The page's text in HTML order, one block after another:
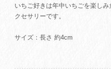
いちご好きは年中いちごを楽し
クセサリーです。
サイズ：長さ 約4cm